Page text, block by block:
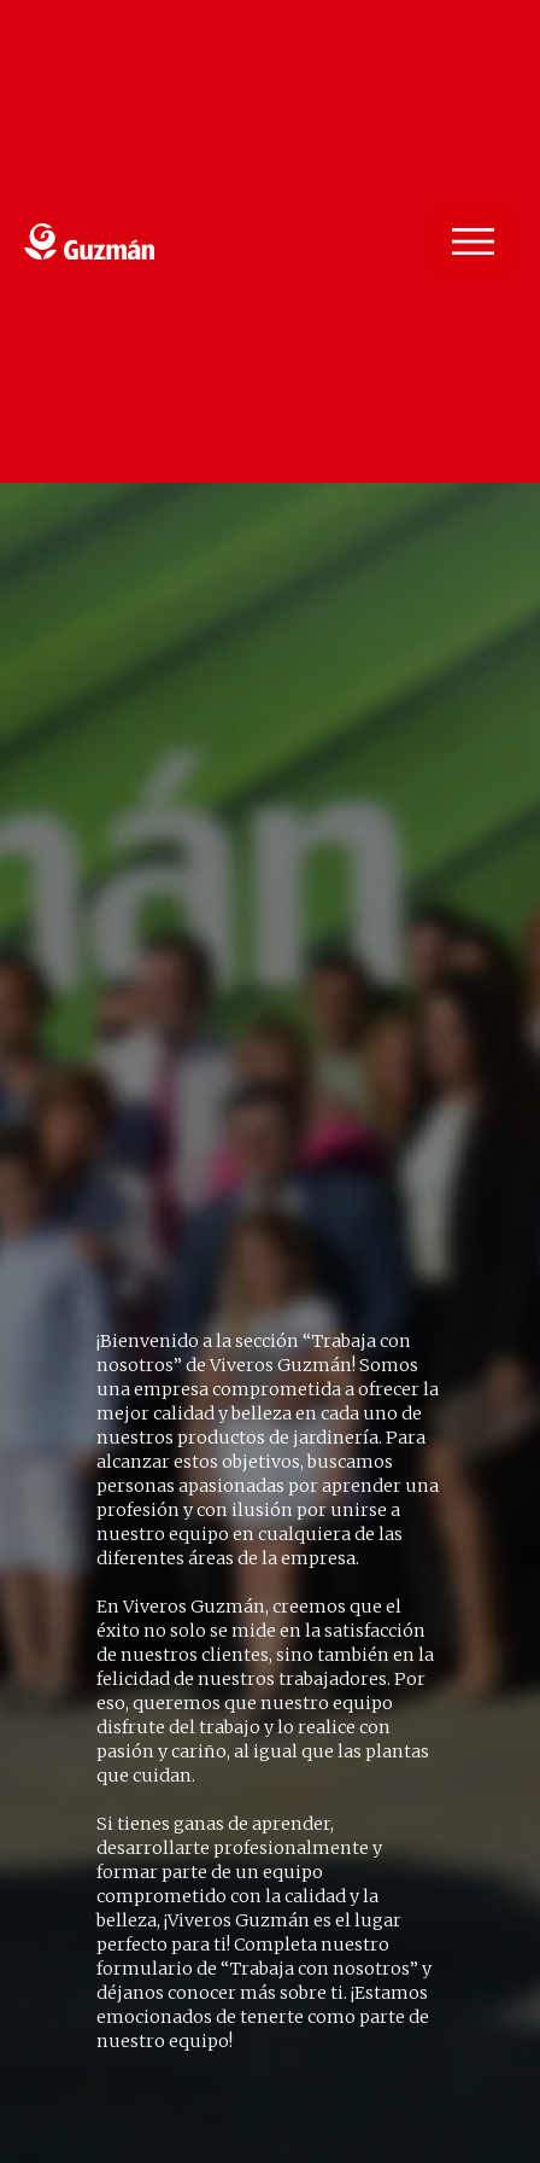
¡Bienvenido a la sección “Trabaja con
nosotros” de Viveros Guzmán! Somos
una empresa comprometida a ofrecer la
mejor calidad y belleza en cada uno de
nuestros productos de jardinería. Para
alcanzar estos objetivos, buscamos
personas apasionadas por aprender una
profesión y con ilusión por unirse a
nuestro equipo en cualquiera de las
diferentes áreas de la empresa.
En Viveros Guzmán, creemos que el
éxito no solo se mide en la satisfacción
de nuestros clientes, sino también en la
felicidad de nuestros trabajadores. Por
eso, queremos que nuestro equipo
disfrute del trabajo y lo realice con
pasión y cariño, al igual que las plantas
que cuidan.
Si tienes ganas de aprender,
desarrollarte profesionalmente y
formar parte de un equipo
comprometido con la calidad y la
belleza, ¡Viveros Guzmán es el lugar
perfecto para ti! Completa nuestro
formulario de “Trabaja con nosotros” y
déjanos conocer más sobre ti. ¡Estamos
emocionados de tenerte como parte de
nuestro equipo!